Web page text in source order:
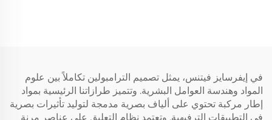
في إيفرسايز فيتنس، يمثل تصميم الترامبولين تكاملاً بين علوم
المواد وهندسة العوامل البشرية. وتتميز طرازاتنا الرئيسية بمواد
إطار مركبة تحتوي على ألياف بصرية مدمجة لتوليد تأثيرات بصرية
في التطبيقات الترفيهية. وتعتمد نظام التعليق على عناصر مرنة